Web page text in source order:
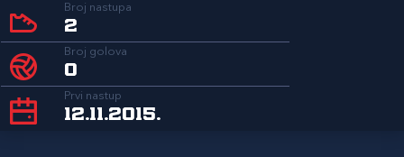
Broj nastupa
2
Broj golova
0
Prvi nastup
12.11.2015.